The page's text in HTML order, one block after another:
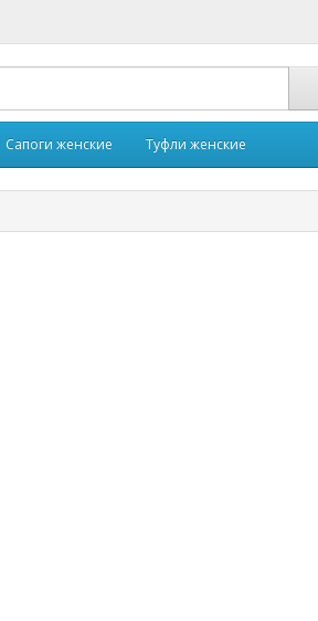
Сапоги женские Туфли женские